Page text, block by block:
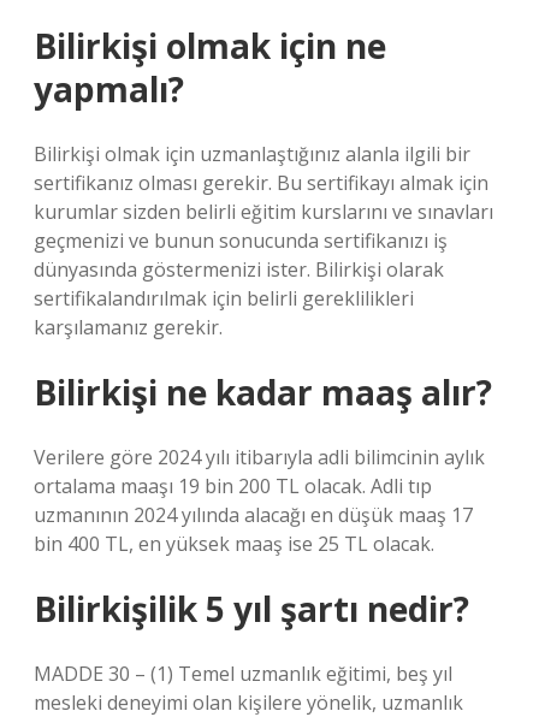
Bilirkişi olmak için ne
yapmalı?
Bilirkişi olmak için uzmanlaştığınız alanla ilgili bir
sertifikanız olması gerekir. Bu sertifikayı almak için
kurumlar sizden belirli eğitim kurslarını ve sınavları
geçmenizi ve bunun sonucunda sertifikanızı iş
dünyasında göstermenizi ister. Bilirkişi olarak
sertifikalandırılmak için belirli gereklilikleri
karşılamanız gerekir.
Bilirkişi ne kadar maaş alır?
Verilere göre 2024 yılı itibarıyla adli bilimcinin aylık
ortalama maaşı 19 bin 200 TL olacak. Adli tıp
uzmanının 2024 yılında alacağı en düşük maaş 17
bin 400 TL, en yüksek maaş ise 25 TL olacak.
Bilirkişilik 5 yıl şartı nedir?
MADDE 30 – (1) Temel uzmanlık eğitimi, beş yıl
mesleki deneyimi olan kişilere yönelik, uzmanlık